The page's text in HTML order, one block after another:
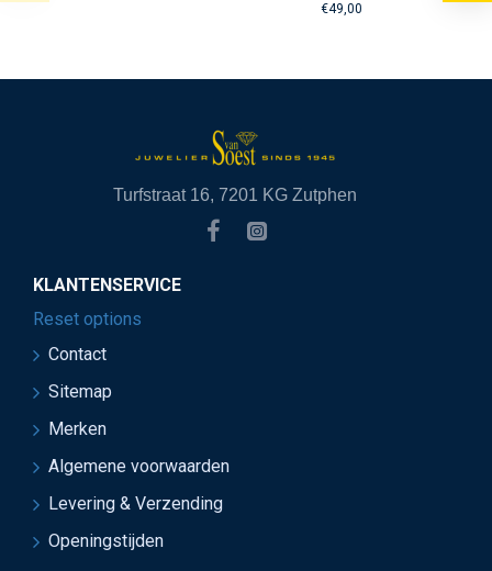
€49,00
Turfstraat 16, 7201 KG Zutphen
KLANTENSERVICE
Reset options
Contact
Sitemap
Merken
Algemene voorwaarden
Levering & Verzending
Openingstijden